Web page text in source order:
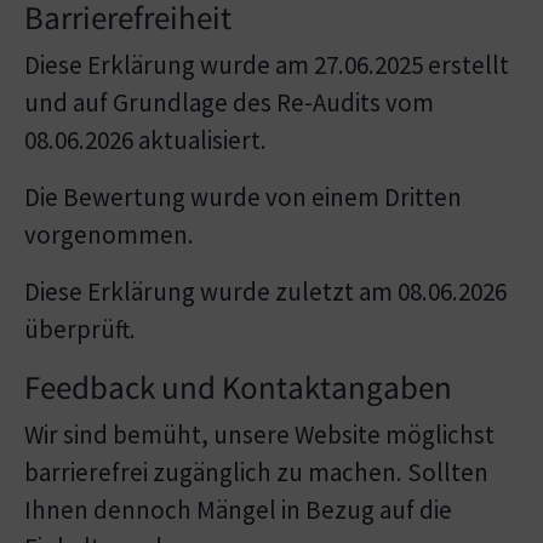
Barrierefreiheit
Diese Erklärung wurde am 27.06.2025 erstellt
und auf Grundlage des Re-Audits vom
08.06.2026 aktualisiert.
Die Bewertung wurde von einem Dritten
vorgenommen.
Diese Erklärung wurde zuletzt am 08.06.2026
überprüft.
Feedback und Kontaktangaben
Wir sind bemüht, unsere Website möglichst
barrierefrei zugänglich zu machen. Sollten
Ihnen dennoch Mängel in Bezug auf die